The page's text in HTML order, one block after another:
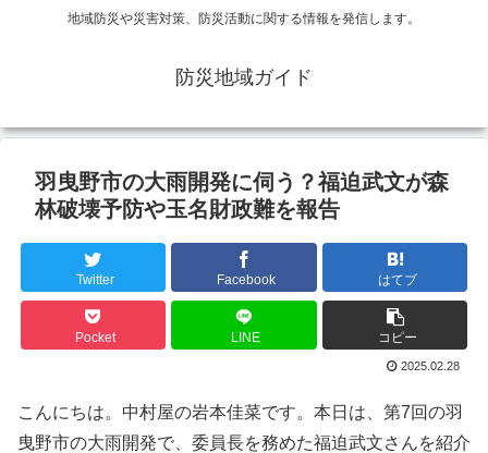
地域防災や災害対策、防災活動に関する情報を発信します。
防災地域ガイド
羽曳野市の大雨開発に伺う？福迫武文が森
林破壊予防や玉名財政難を報告
Twitter Facebook はてブ
Pocket LINE コピー
2025.02.28
こんにちは。中村屋の岩本佳菜です。本日は、第7回の羽
曳野市の大雨開発で、委員長を務めた福迫武文さんを紹介